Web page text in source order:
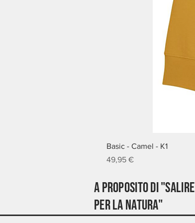
Basic - Camel - K1
Prezzo
49,95 €
A proposito di "Salire
per la natura"